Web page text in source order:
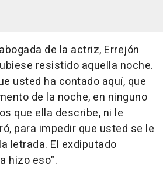
de la actriz, Errejón
resistido aquella noche.
usted ha contado aquí, que
de la noche, en ninguno
que ella describe, ni le
para impedir que usted se le
letrada. El exdiputado
hizo eso".